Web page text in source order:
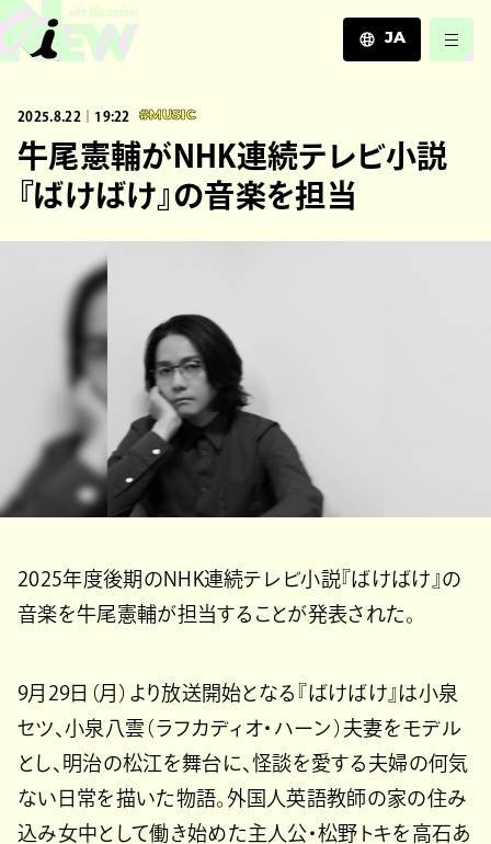
JA
ZH
2025.8.22｜19:22 #MUSIC
牛尾憲輔がNHK連続テレビ小説
『ばけばけ』の音楽を担当
2025年度後期のNHK連続テレビ小説『ばけばけ』の
音楽を牛尾憲輔が担当することが発表された。
9月29日（月）より放送開始となる『ばけばけ』は小泉
セツ、小泉八雲（ラフカディオ・ハーン）夫妻をモデル
とし、明治の松江を舞台に、怪談を愛する夫婦の何気
ない日常を描いた物語。外国人英語教師の家の住み
込み女中として働き始めた主人公・松野トキを高石あ